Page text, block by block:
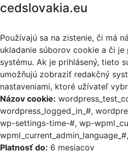
cedslovakia.eu
Používajú sa na zistenie, či má
ukladanie súborov cookie a či je
systému. Ak je prihlásený, tieto
umožňujú zobraziť redakčný
nastaveniami, ktoré užívateľ
Názov cookie:
wordpress_logged_in_#,
wp-settings-time-#, wp-
Platnosť do: 6 mesiacov